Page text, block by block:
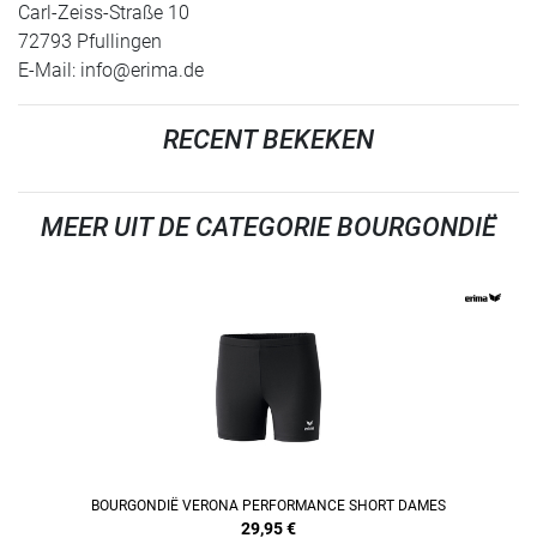
Carl-Zeiss-Straße 10
72793 Pfullingen
E-Mail: info@erima.de
RECENT BEKEKEN
MEER UIT DE CATEGORIE BOURGONDIË
BOURGONDIË VERONA PERFORMANCE SHORT DAMES
29,95€